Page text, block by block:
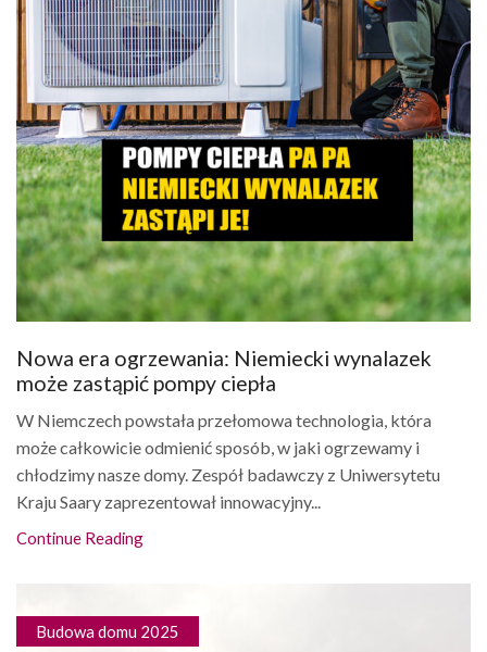
Nowa era ogrzewania: Niemiecki wynalazek
może zastąpić pompy ciepła
W Niemczech powstała przełomowa technologia, która
może całkowicie odmienić sposób, w jaki ogrzewamy i
chłodzimy nasze domy. Zespół badawczy z Uniwersytetu
Kraju Saary zaprezentował innowacyjny...
Continue Reading
Budowa domu 2025